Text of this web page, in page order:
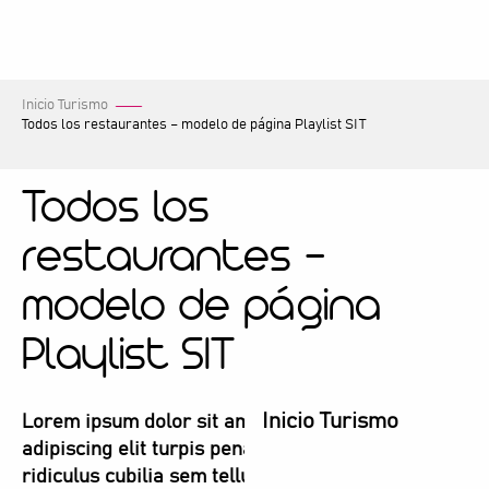
Inicio Turismo
Inicio Turismo
Todos los restaurantes – modelo de página Playlist SIT
Todos los
restaurantes –
modelo de página
Playlist SIT
Lorem ipsum dolor sit amet consectetur
adipiscing elit turpis penatibus, etiam hac
ridiculus cubilia sem tellus diam per mollis